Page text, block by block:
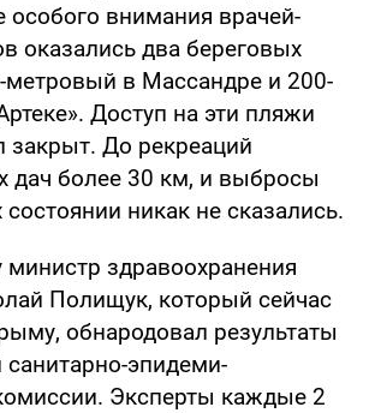
особого внима­ния врачей-
оказались два береговых
метровый в Массандре и 200-
Доступ на эти пляжи
До рек­реаций
дач бо­лее 30 км, и выбросы
никак не ска­зались.
министр здравоохранения
Полищук, который сейчас
об­народовал результаты
санитарно-эпидеми­
Эк­сперты каждые 2